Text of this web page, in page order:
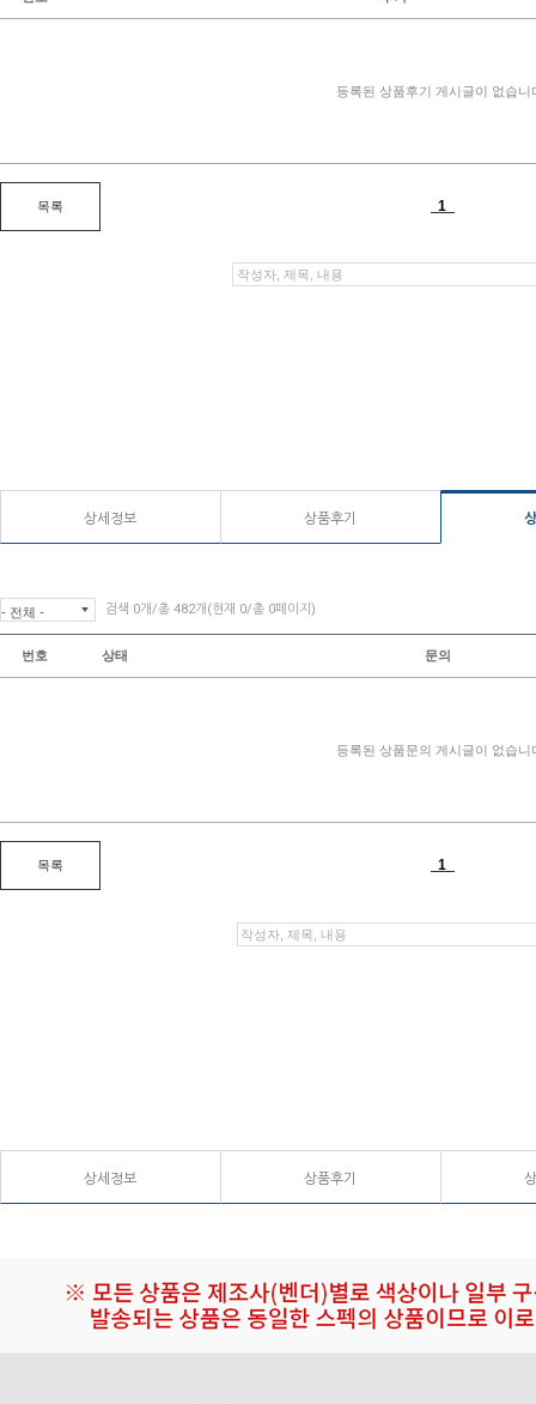
상세정보 상품후기
상세정보 상품후기